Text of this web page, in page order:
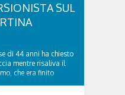
SUL
di 44 anni ha chiesto
mentre risaliva il
che era finito